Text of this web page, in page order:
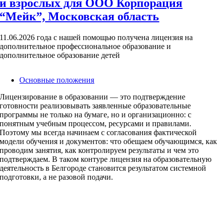
и взрослых для ООО Корпорация
“Мейк”, Московская область
11.06.2026 года с нашей помощью получена лицензия на
дополнительное профессиональное образование и
дополнительное образование детей
Основные положения
Лицензирование в образовании — это подтверждение
готовности реализовывать заявленные образовательные
программы не только на бумаге, но и организационно: с
понятным учебным процессом, ресурсами и правилами.
Поэтому мы всегда начинаем с согласования фактической
модели обучения и документов: что обещаем обучающимся, как
проводим занятия, как контролируем результаты и чем это
подтверждаем. В таком контуре лицензия на образовательную
деятельность в Белгороде становится результатом системной
подготовки, а не разовой подачи.